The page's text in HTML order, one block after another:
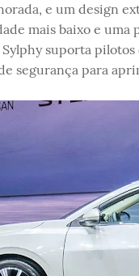
e um design
mais baixo e uma
suporta
segurança para